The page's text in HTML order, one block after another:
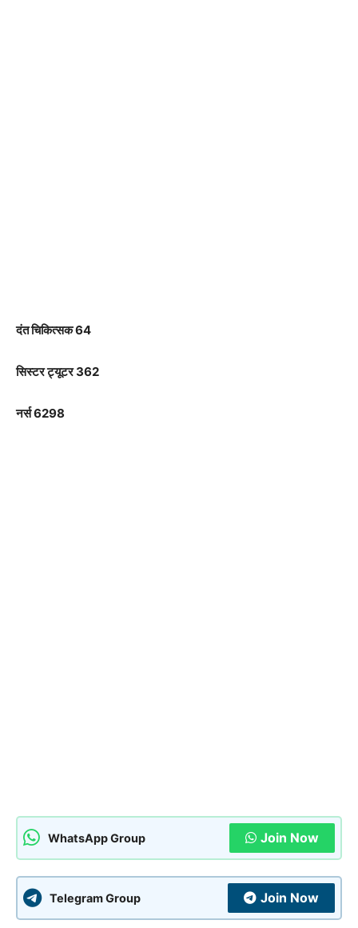
दंत चिकित्सक 64
सिस्टर ट्यूटर 362
नर्स 6298
WhatsApp Group Join Now
Telegram Group Join Now